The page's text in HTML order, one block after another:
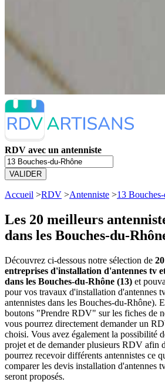
RDV avec un antenniste
VALIDER
Accueil >RDV >Antenniste >13
Les 20 meilleurs
dans les Bouches-du-
Découvrez ci-dessous notre sélection de
entreprises d'installation d'antennes tv
dans les Bouches-du-Rhône (13) et
pour vos travaux d'installation d'antennes
antennistes dans les Bouches-du-Rhône).
boutons "Prendre RDV" sur les fiches de
vous pourrez directement demander un
choisi. Vous avez également la possibilité
projet et de demander plusieurs RDV afin
pourrez recevoir différents antennistes ce
comparer les devis installation d'antennes
seront proposés.